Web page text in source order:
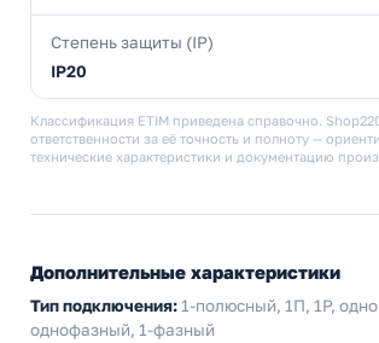
Степень защиты (IP)
IP20
Классификация ETIM приведена справочно.
ответственности за её точность и полноту —
технические характеристики и документацию
Дополнительные характеристики
Тип подключения:1-полюсный, 1П, 1P,
однофазный, 1-фазный